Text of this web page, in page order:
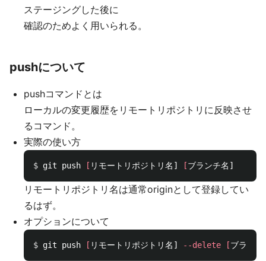
ステージングした後に
確認のためよく用いられる。
pushについて
pushコマンドとは
ローカルの変更履歴をリモートリポジトリに反映させ
るコマンド。
実際の使い方
$ git push [ リモートリポジトリ名] [
リモートリポジトリ名は通常originとして登録してい
るはず。
オプションについて
$ git push [ リモートリポジトリ名] --delete [